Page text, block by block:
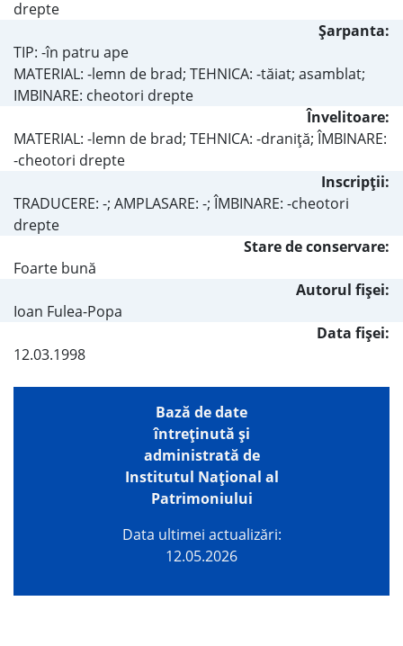
drepte
Şarpanta:
TIP: -în patru ape
MATERIAL: -lemn de brad; TEHNICA: -tăiat; asamblat;
IMBINARE: cheotori drepte
Învelitoare:
MATERIAL: -lemn de brad; TEHNICA: -draniţă; ÎMBINARE:
-cheotori drepte
Inscripţii:
TRADUCERE: -; AMPLASARE: -; ÎMBINARE: -cheotori
drepte
Stare de conservare:
Foarte bună
Autorul fişei:
Ioan Fulea-Popa
Data fișei:
12.03.1998
Bază de date
întreţinută şi
administrată de
Institutul Național al
Patrimoniului
Data ultimei actualizări:
12.05.2026